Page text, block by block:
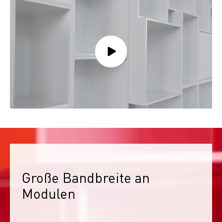
Große Bandbreite an
Modulen